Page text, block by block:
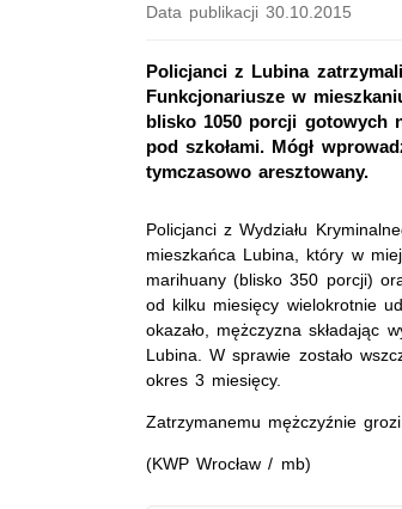
Data publikacji 30.10.2015
Policjanci z Lubina
Funkcjonariusze w
blisko 1050 porcji gotowych
pod szkołami. Mógł
tymczasowo aresztowany.
Policjanci z Wydziału
mieszkańca Lubina, który w
marihuany (blisko 350 porcji)
od kilku miesięcy wielokrotnie
okazało, mężczyzna składając
Lubina. W sprawie zostało
okres 3 miesięcy.
Zatrzymanemu mężczyźnie
(KWP Wrocław / mb)